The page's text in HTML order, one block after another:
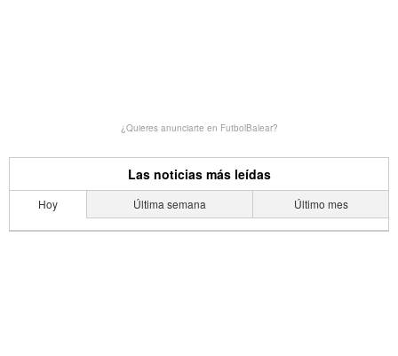
¿Quieres anunciarte en FutbolBalear?
Las noticias más leídas
Hoy Última semana Último mes